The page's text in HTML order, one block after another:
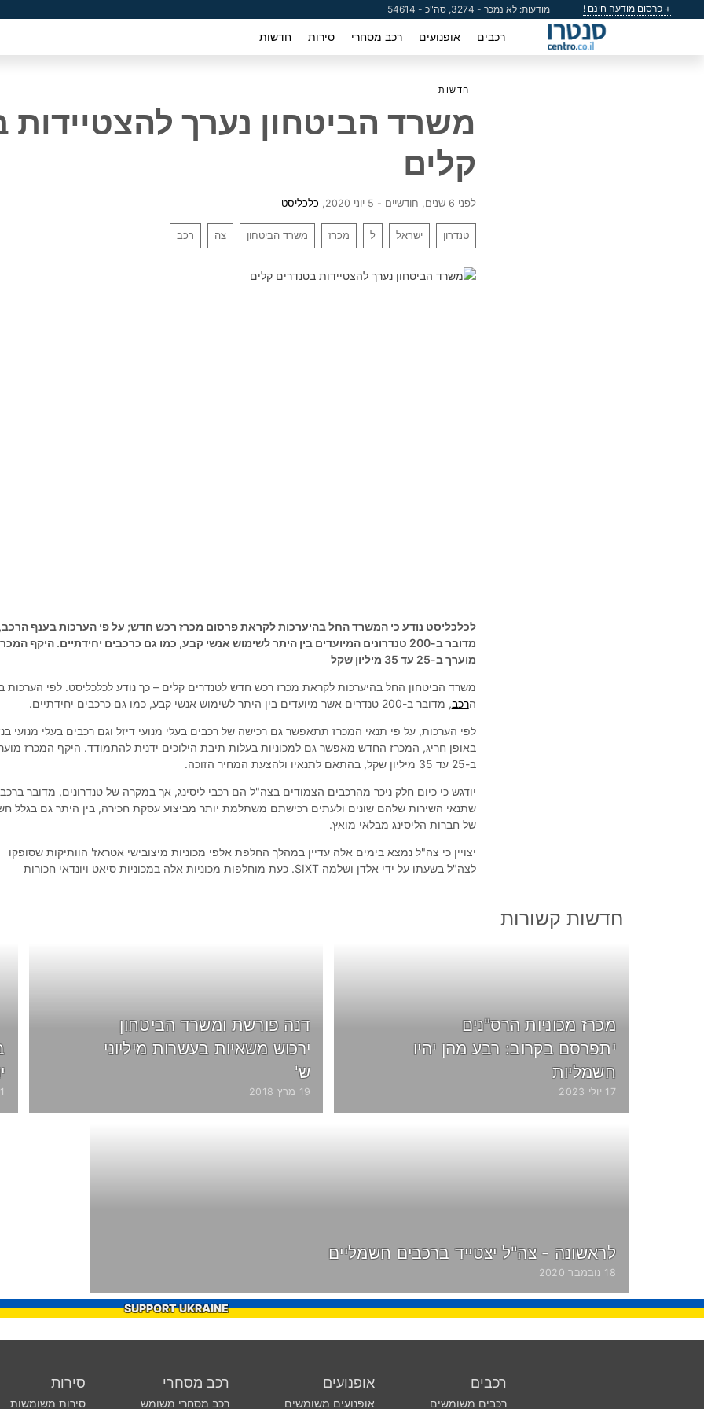
+ פרסום מודעה חינם ! מודעות: לא נמכר - 3274, סה"כ - 54614
רכבים אופנועים רכב מסחרי סירות חדשות
חדשות
משרד הביטחון נערך להצטיידות
קלים
לפני 6 שנים, חודשיים - 5 יוני 2020 כלכליסט
טנדרון ישראל ל מכרז משרד הביטחון צה רכב
לכלכליסט נודע כי המשרד החל בהיערכות לקראת פרסום מכרז רכש חדש; על פי הערכות בענף
מדובר ב-200 טנדרונים המיועדים בין היתר לשימוש אנשי קבע, כמו גם כרכבים יחידתיים. היקף
מוערך ב-25 עד 35 מיליון שקל
משרד הביטחון החל בהיערכות לקראת מכרז רכש חדש לטנדרים קלים – כך נודע לכלכליסט. לפי הערכות
הרכב, מדובר ב-200 טנדרים אשר מיועדים בין היתר לשימוש אנשי קבע, כמו גם כרכבים יחידתיים.
לפי הערכות, על פי תנאי המכרז תתאפשר גם רכישה של רכבים בעלי מנועי דיזל וגם רכבים בעלי מנועי
באופן חריג, המכרז החדש מאפשר גם למכוניות בעלות תיבת הילוכים ידנית להתמודד. היקף המכרז
ב-25 עד 35 מיליון שקל, בהתאם לתנאיו ולהצעת המחיר הזוכה.
יודגש כי כיום חלק ניכר מהרכבים הצמודים בצה"ל הם רכבי ליסינג, אך במקרה של טנדרונים, מדובר
שתנאי השירות שלהם שונים ולעתים רכישתם משתלמת יותר מביצוע עסקת חכירה, בין היתר גם בגלל
של חברות הליסינג מבלאי מואץ.
יצויין כי צה"ל נמצא בימים אלה עדיין במהלך החלפת אלפי מכוניות מיצובישי אטראז' הוותיקות שסופקו
לצה"ל בשעתו על ידי אלדן ושלמה SIXT. כעת מוחלפות מכוניות אלה במכוניות סיאט ויונדאי חכורות
חדשות קשורות
מכרז מכוניות הרס"נים
יתפרסם בקרוב: רבע מהן יהיו
חשמליות
17 יולי 2023
דנה פורשת ומשרד הביטחון
ירכוש משאיות בעשרות מיליוני
ש'
19 מרץ 2018 31
לראשונה - צה"ל יצטייד ברכבים חשמליים
18 נובמבר 2020
SUPPORT UKRAINE
רכבים
רכבים משומשים
אופנועים
אופנועים משומשים
רכב מסחרי
רכב מסחרי משומש
סירות
סירות משומשות